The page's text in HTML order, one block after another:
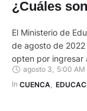
¿Cuáles
El Ministerio de
de agosto de
opten por ingresar
grupos: el Inicial I,
niños de cuatro
agosto 3, 5:00 AM
In CUENCA